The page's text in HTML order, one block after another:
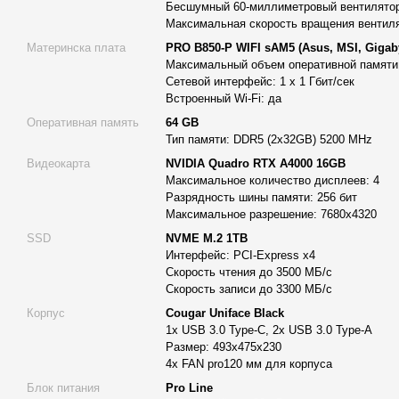
быстрая обработка видеоматериала;
высокую чувствительность системы к многопоточным
Благодаря кэшу L3 объемом 64 МБ работа с большими
проходит без задержек. Процессор отлично раскрывает себя
типа Blender, Autodesk Maya, SolidWorks, Unreal Engine и
Система жидкостного охлаждения 360 мм
Для стабильной работы под нагрузкой используется
отводящая тепло от процессора.
Дополнительно установлен тихий 60-мм вентилятор VRM,
материнской платы и гарантирующий стабильность системы
рендеров или вычислительных операций.
Максимальная скорость вентиляторов – 1800 об/мин, что
оптимальный температурный режим в любых рабочих задачах.
Материнская плата PRO B850-P WIFI sAM5
Плата от брендов Asus, MSI или Gigabyte создана на базе
поддержкой сокета AM5.
Бесшумный 60-миллиметровый
Максимальная скорость вращения
Материнска плата
PRO B850-P WIFI sAM5 (Asus, MSI,
Максимальный объем оперативной
Сетевой интерфейс: 1 х 1 Гбит/сек
Встроенный Wi-Fi: да
Оперативная память
64 GB
Тип памяти: DDR5 (2x32GB) 5200 MHz
Видеокарта
NVIDIA Quadro RTX A4000 16GB
Максимальное количество дисплеев: 4
Разрядность шины памяти: 256 бит
Максимальное разрешение: 7680x4320
SSD
NVME M.2 1TB
Интерфейс: PCI-Express x4
Скорость чтения до 3500 МБ/с
Скорость записи до 3300 МБ/с
Корпус
Cougar Uniface Black
1x USB 3.0 Type-C, 2x USB 3.0 Type-A
Размер: 493x475x230
4x FAN pro120 мм для корпуса
Блок питания
Pro Line